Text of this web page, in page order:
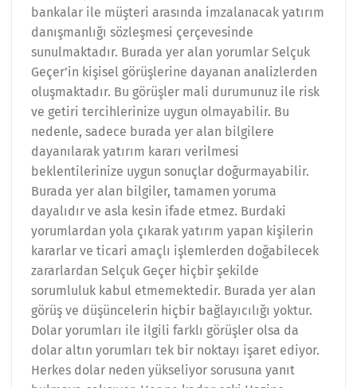
bankalar ile müşteri arasında imzalanacak yatırım
danışmanlığı sözleşmesi çerçevesinde
sunulmaktadır. Burada yer alan yorumlar Selçuk
Geçer’in kişisel görüşlerine dayanan analizlerden
oluşmaktadır. Bu görüşler mali durumunuz ile risk
ve getiri tercihlerinize uygun olmayabilir. Bu
nedenle, sadece burada yer alan bilgilere
dayanılarak yatırım kararı verilmesi
beklentilerinize uygun sonuçlar doğurmayabilir.
Burada yer alan bilgiler, tamamen yoruma
dayalıdır ve asla kesin ifade etmez. Burdaki
yorumlardan yola çıkarak yatırım yapan kişilerin
kararlar ve ticari amaçlı işlemlerden doğabilecek
zararlardan Selçuk Geçer hiçbir şekilde
sorumluluk kabul etmemektedir. Burada yer alan
görüş ve düşüncelerin hiçbir bağlayıcılığı yoktur.
Dolar yorumları ile ilgili farklı görüşler olsa da
dolar altın yorumları tek bir noktayı işaret ediyor.
Herkes dolar neden yükseliyor sorusuna yanıt